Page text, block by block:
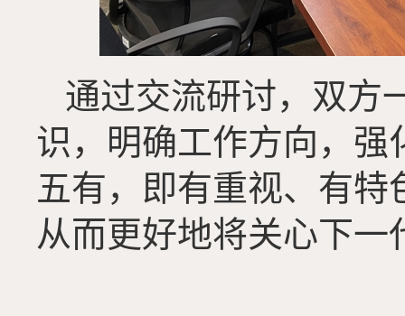
通过交流研讨，双方
识，明确工作方向，强
五有，即有重视、有特
从而更好地将关心下一